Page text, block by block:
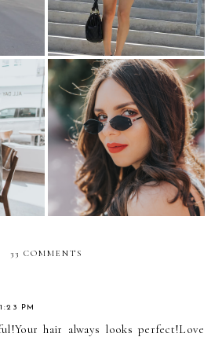
THE TINY SUNGLASSES
TREND
33 COMMENTS
PM
hair always looks perfect!Love